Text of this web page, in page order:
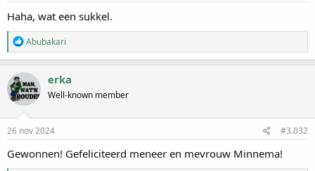
e
Haha, wat een sukkel.
W
a
a
r
d
e
r
i
n
e
Abubakari
erka
Well-known member
26 nov 2024 #3.032
Gewonnen! Gefeliciteerd meneer en mevrouw Minnema!